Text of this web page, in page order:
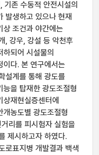
기존 수동적 안전시설의
발생하고 있으나 현재
상 조건과 야간에는
, 강우, 강설 등 악천후
되어 시설물의
이다. 본 연구에서는
설계를 통해 광도를
을 탑재한 광도조절형
재현실증센터에
농도별 광도조절형
리를 피시험자 실험을
제시하고자 하였다.
로표지병 개발결과 백색